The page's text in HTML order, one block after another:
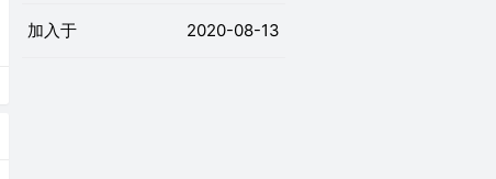
加入于 2020-08-13